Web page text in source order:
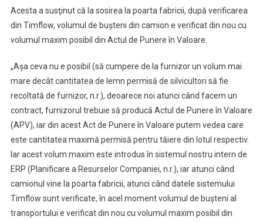
Acesta a susţinut că la sosirea la poarta fabricii, după verificarea
din Timflow, volumul de buşteni din camion e verificat din nou cu
volumul maxim posibil din Actul de Punere în Valoare.
„Aşa ceva nu e posibil (să cumpere de la furnizor un volum mai
mare decât cantitatea de lemn permisă de silvicultori să fie
recoltată de furnizor, n.r.), deoarece noi atunci când facem un
contract, furnizorul trebuie să producă Actul de Punere în Valoare
(APV), iar din acest Act de Punere în Valoare putem vedea care
este cantitatea maximă permisă pentru tăiere din lotul respectiv.
Iar acest volum maxim este introdus în sistemul nostru intern de
ERP (Planificare a Resurselor Companiei, n.r.), iar atunci când
camionul vine la poarta fabricii, atunci când datele sistemului
Timflow sunt verificate, în acel moment volumul de buşteni al
transportului e verificat din nou cu volumul maxim posibil din